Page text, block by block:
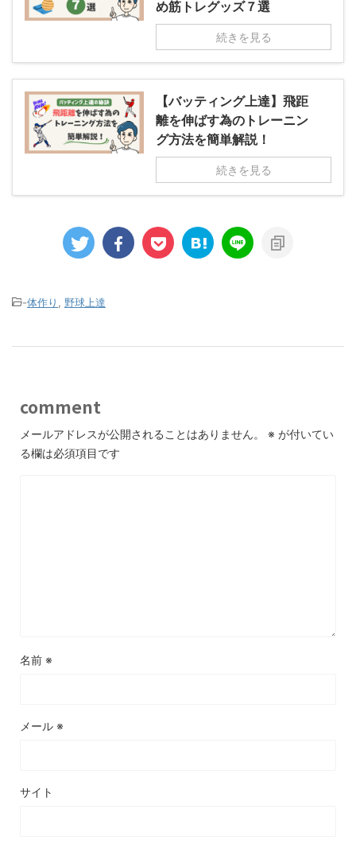
め筋トレグッズ７選
続きを見る
【バッティング上達】飛距
離を伸ばす為のトレーニン
グ方法を簡単解説！
続きを見る
-体作り 野球上達
comment
メールアドレスが公開されることはありません。 ※ が付いてい
る欄は必須項目です
名前 ※
メール ※
サイト